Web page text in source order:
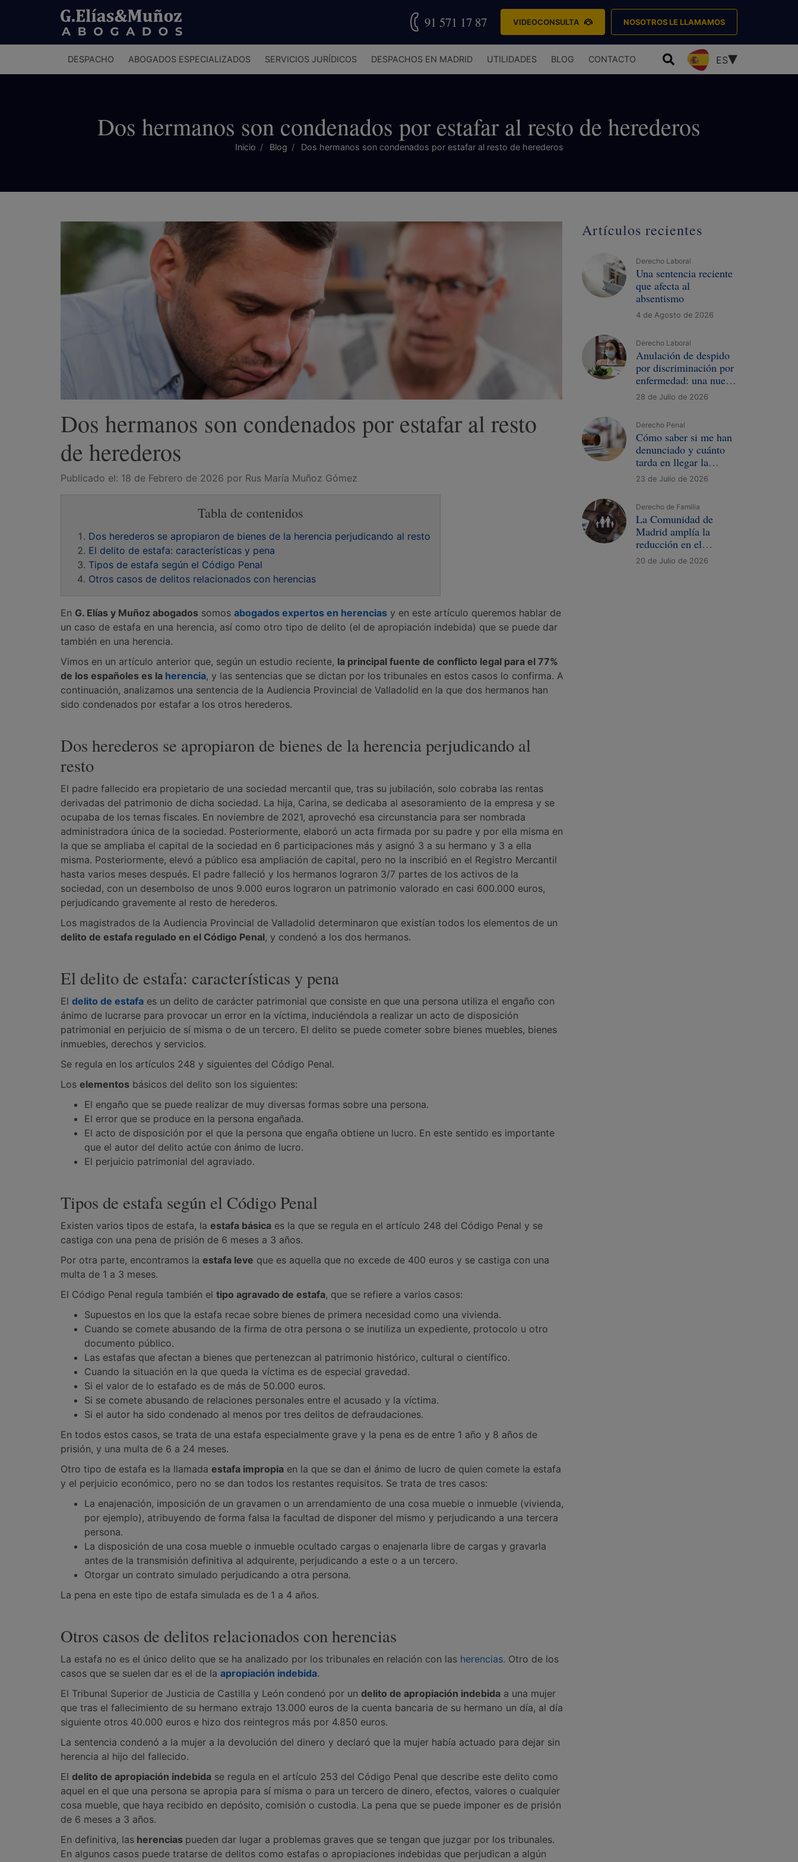
91 571 17 87 VIDEOCONSULTA NOSOTROS LE LLAMAMOS
principal
DESPACHO ABOGADOS ESPECIALIZADOS SERVICIOS JURÍDICOS DESPACHOS EN MADRID UTILIDADES BLOG CONTACTO ES
Dos hermanos son condenados por estafar al resto de herederos
Inicio Blog Dos hermanos son condenados por estafar al resto de herederos
Dos hermanos son condenados por estafar al resto
de herederos
Publicado el: 18 de Febrero de 2026 por Rus María Muñoz Gómez
Tabla de contenidos
Dos herederos se apropiaron de bienes de la herencia perjudicando al resto
El delito de estafa: características y pena
Tipos de estafa según el Código Penal
Otros casos de delitos relacionados con herencias
En G. Elías y Muñoz abogados somos abogados expertos en herencias y en este artículo queremos hablar de
un caso de estafa en una herencia, así como otro tipo de delito (el de apropiación indebida) que se puede dar
también en una herencia.
Vimos en un artículo anterior que, según un estudio reciente, la principal fuente de conflicto legal para el 77%
de los españoles es la herencia, y las sentencias que se dictan por los tribunales en estos casos lo confirma. A
continuación, analizamos una sentencia de la Audiencia Provincial de Valladolid en la que dos hermanos han
sido condenados por estafar a los otros herederos.
Dos herederos se apropiaron de bienes de la herencia perjudicando al
resto
El padre fallecido era propietario de una sociedad mercantil que, tras su jubilación, solo cobraba las rentas
derivadas del patrimonio de dicha sociedad. La hija, Carina, se dedicaba al asesoramiento de la empresa y se
ocupaba de los temas fiscales. En noviembre de 2021, aprovechó esa circunstancia para ser nombrada
administradora única de la sociedad. Posteriormente, elaboró un acta firmada por su padre y por ella misma en
la que se ampliaba el capital de la sociedad en 6 participaciones más y asignó 3 a su hermano y 3 a ella
misma. Posteriormente, elevó a público esa ampliación de capital, pero no la inscribió en el Registro Mercantil
hasta varios meses después. El padre falleció y los hermanos lograron 3/7 partes de los activos de la
sociedad, con un desembolso de unos 9.000 euros lograron un patrimonio valorado en casi 600.000 euros,
perjudicando gravemente al resto de herederos.
Los magistrados de la Audiencia Provincial de Valladolid determinaron que existían todos los elementos de un
delito de estafa regulado en el Código Penal, y condenó a los dos hermanos.
El delito de estafa: características y pena
El delito de estafa es un delito de carácter patrimonial que consiste en que una persona utiliza el engaño con
ánimo de lucrarse para provocar un error en la víctima, induciéndola a realizar un acto de disposición
patrimonial en perjuicio de sí misma o de un tercero. El delito se puede cometer sobre bienes muebles, bienes
inmuebles, derechos y servicios.
Se regula en los artículos 248 y siguientes del Código Penal.
Los elementos básicos del delito son los siguientes:
El engaño que se puede realizar de muy diversas formas sobre una persona.
El error que se produce en la persona engañada.
El acto de disposición por el que la persona que engaña obtiene un lucro. En este sentido es importante
que el autor del delito actúe con ánimo de lucro.
El perjuicio patrimonial del agraviado.
Tipos de estafa según el Código Penal
Existen varios tipos de estafa, la estafa básica es la que se regula en el artículo 248 del Código Penal y se
castiga con una pena de prisión de 6 meses a 3 años.
Por otra parte, encontramos la estafa leve que es aquella que no excede de 400 euros y se castiga con una
multa de 1 a 3 meses.
El Código Penal regula también el tipo agravado de estafa, que se refiere a varios casos:
Supuestos en los que la estafa recae sobre bienes de primera necesidad como una vivienda.
Cuando se comete abusando de la firma de otra persona o se inutiliza un expediente, protocolo u otro
documento público.
Las estafas que afectan a bienes que pertenezcan al patrimonio histórico, cultural o científico.
Cuando la situación en la que queda la víctima es de especial gravedad.
Si el valor de lo estafado es de más de 50.000 euros.
Si se comete abusando de relaciones personales entre el acusado y la víctima.
Si el autor ha sido condenado al menos por tres delitos de defraudaciones.
En todos estos casos, se trata de una estafa especialmente grave y la pena es de entre 1 año y 8 años de
prisión, y una multa de 6 a 24 meses.
Otro tipo de estafa es la llamada estafa impropia en la que se dan el ánimo de lucro de quien comete la estafa
y el perjuicio económico, pero no se dan todos los restantes requisitos. Se trata de tres casos:
La enajenación, imposición de un gravamen o un arrendamiento de una cosa mueble o inmueble (vivienda,
por ejemplo), atribuyendo de forma falsa la facultad de disponer del mismo y perjudicando a una tercera
persona.
La disposición de una cosa mueble o inmueble ocultado cargas o enajenarla libre de cargas y gravarla
antes de la transmisión definitiva al adquirente, perjudicando a este o a un tercero.
Otorgar un contrato simulado perjudicando a otra persona.
La pena en este tipo de estafa simulada es de 1 a 4 años.
Otros casos de delitos relacionados con herencias
La estafa no es el único delito que se ha analizado por los tribunales en relación con las herencias. Otro de los
casos que se suelen dar es el de la apropiación indebida.
El Tribunal Superior de Justicia de Castilla y León condenó por un delito de apropiación indebida a una mujer
que tras el fallecimiento de su hermano extrajo 13.000 euros de la cuenta bancaria de su hermano un día, al día
siguiente otros 40.000 euros e hizo dos reintegros más por 4.850 euros.
La sentencia condenó a la mujer a la devolución del dinero y declaró que la mujer había actuado para dejar sin
herencia al hijo del fallecido.
El delito de apropiación indebida se regula en el artículo 253 del Código Penal que describe este delito como
aquel en el que una persona se apropia para sí misma o para un tercero de dinero, efectos, valores o cualquier
cosa mueble, que haya recibido en depósito, comisión o custodia. La pena que se puede imponer es de prisión
de 6 meses a 3 años.
En definitiva, las herencias pueden dar lugar a problemas graves que se tengan que juzgar por los tribunales.
En algunos casos puede tratarse de delitos como estafas o apropiaciones indebidas que perjudican a algún
Artículos recientes
Derecho Laboral
Una sentencia reciente
que afecta al
absentismo
4 de Agosto de 2026
Derecho Laboral
Anulación de despido
por discriminación por
enfermedad: una nueva
sentencia
28 de Julio de 2026
Derecho Penal
Cómo saber si me han
denunciado y cuánto
tarda en llegar la
demanda
23 de Julio de 2026
Derecho de Familia
La Comunidad de
Madrid amplía la
reducción en el
Impuesto de
20 de Julio de 2026